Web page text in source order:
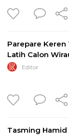
Parepare Keren
Latih Calon
Editor
Tasming Hamid